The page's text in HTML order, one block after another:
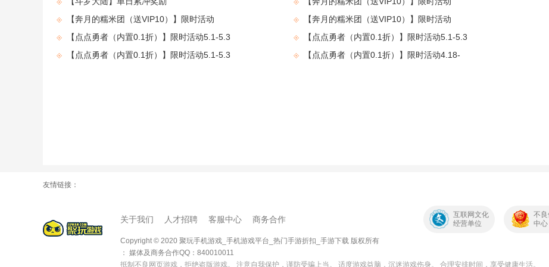
4.11-4.17
【奔月的糯米团（送VIP10）】限时活动
4.11-4.17
【奔月的糯米团（送VIP10）】限时活动
4.11-4.17
【点点勇者（内置0.1折）】限时活动5.1-5.3
【点点勇者（内置0.1折）】限时活动5.1-5.3
【点点勇者（内置0.1折）】限时活动5.1-5.3
【点点勇者（内置0.1折）】限时活动4.18-
友情链接：
关于我们 人才招聘 客服中心 商务合作
Copyright © 2020 聚玩手机游戏_手机游戏平台_热门手游折扣_手游下载 版权所有
： 媒体及商务合作QQ：840010011
抵制不良网页游戏，拒绝盗版游戏。 注意自我保护，谨防受骗上当。 适度游戏益脑，沉迷游戏伤身。 合理安排时间，享受健康生活。
不
中心
互联网文化
经营单位